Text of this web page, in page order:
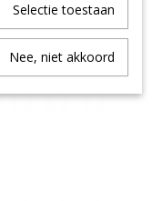
Selectie toestaan
Nee, niet akkoord